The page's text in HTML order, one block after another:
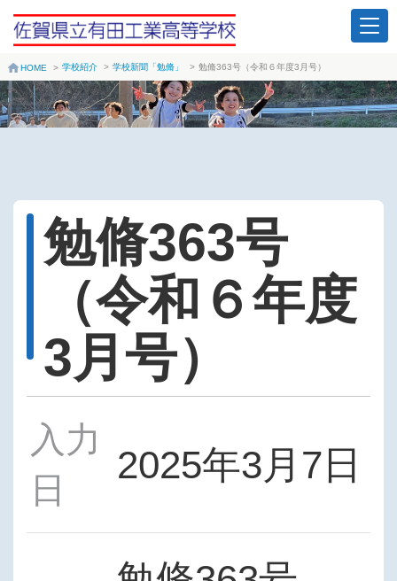
HOME > 学校紹介 > 学校新聞「勉脩」 > 勉脩363号（令和６年度3月号）
勉脩363号
（令和６年度
3月号）
入力
日
2025年3月7日